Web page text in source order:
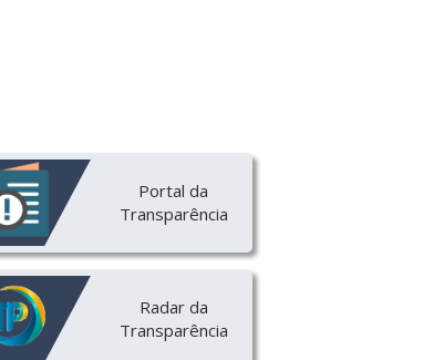
Portal da
Transparência
Radar da
Transparência